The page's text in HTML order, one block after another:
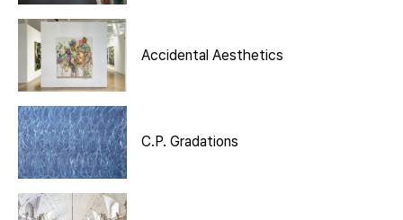
Accidental Aesthetics
C.P. Gradations